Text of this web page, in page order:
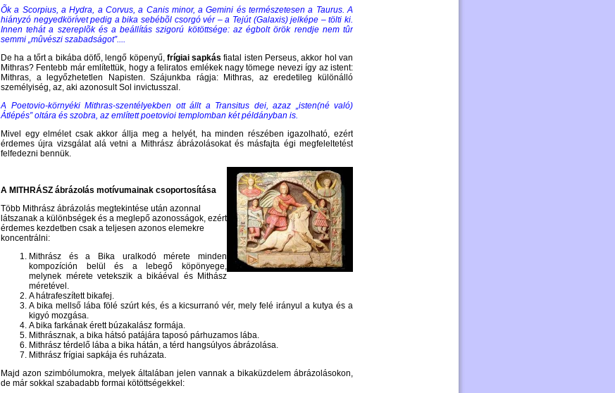
Õk a Scorpius, a Hydra, a Corvus, a Canis minor, a Gemini és természetesen a Taurus. A
hiányzó negyedkörívet pedig a bika sebébõl csorgó vér – a Tejút (Galaxis) jelképe – tölti ki.
Innen tehát a szereplõk és a beállítás szigorú kötöttsége: az égbolt örök rendje nem tûr
semmi „mûvészi szabadságot”....
De ha a tőrt a bikába döfő, lengő köpenyű, frígiai sapkás fiatal isten Perseus, akkor hol van
Mithras? Fentebb már említettük, hogy a feliratos emlékek nagy tömege nevezi így az istent:
Mithras, a
legyőzhetetlen Napisten. Szájunkba rágja: Mithras, az eredetileg különálló
személyiség, az, aki azonosult Sol invictusszal.
A Poetovio-környéki Mithras-szentélyekben ott állt a Transitus dei, azaz „isten(né való)
Átlépés” oltára és szobra, az említett poetovioi templomban két példányban is.
Mivel egy elmélet csak akkor állja meg a helyét, ha minden részében igazolható, ezért
érdemes újra vizsgálat alá vetni a Mithrász ábrázolásokat és másfajta égi megfeleltetést
felfedezni bennük.
A MITHRÁSZ ábrázolás motívumainak csoportosítása
Több Mithrász ábrázolás megtekintése után azonnal
látszanak a különbségek és a meglepő azonosságok, ezért
érdemes kezdetben csak a teljesen azonos elemekre
koncentrálni:
Mithrász és a Bika uralkodó mérete minden
kompozíción belül és a lebegő köpönyege,
melynek mérete vetekszik a bikáéval és Mithász
méretével.
A hátrafeszített bikafej.
A bika mellső lába fölé szúrt kés, és a kicsurranó vér, mely felé irányul a kutya és a
kigyó mozgása.
A bika farkának érett búzakalász formája.
Mithrásznak, a bika hátsó patájára taposó párhuzamos lába.
Mithrász térdelő lába a bika hátán, a térd hangsúlyos ábrázolása.
Mithrász frígiai sapkája és ruházata.
Majd azon szimbólumokra, melyek általában jelen vannak a bikaküzdelem ábrázolásokon,
de már sokkal szabadabb formai kötöttségekkel: